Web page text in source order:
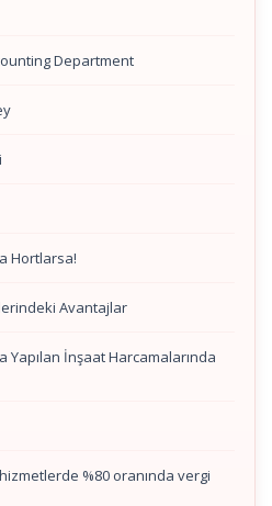
Department
Hortlarsa!
Avantajlar
Yapılan İnşaat Harcamalarında
%80 oranında vergi